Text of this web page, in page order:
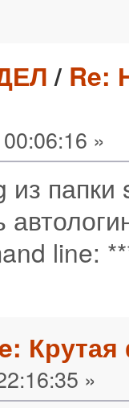
/ Re:
»
из папки
line:
»